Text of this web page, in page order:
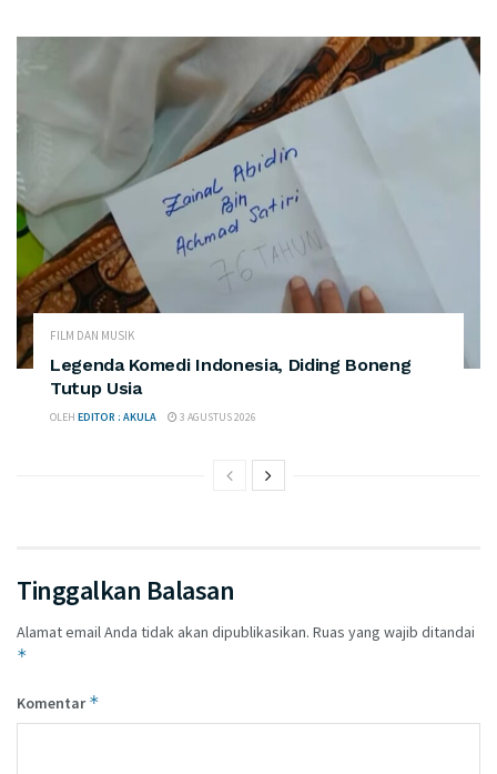
FILM DAN MUSIK
Legenda Komedi Indonesia, Diding Boneng
Tutup Usia
OLEH EDITOR : AKULA 3 AGUSTUS 2026
Tinggalkan Balasan
Alamat email Anda tidak akan dipublikasikan. Ruas yang wajib ditandai
*
Komentar*